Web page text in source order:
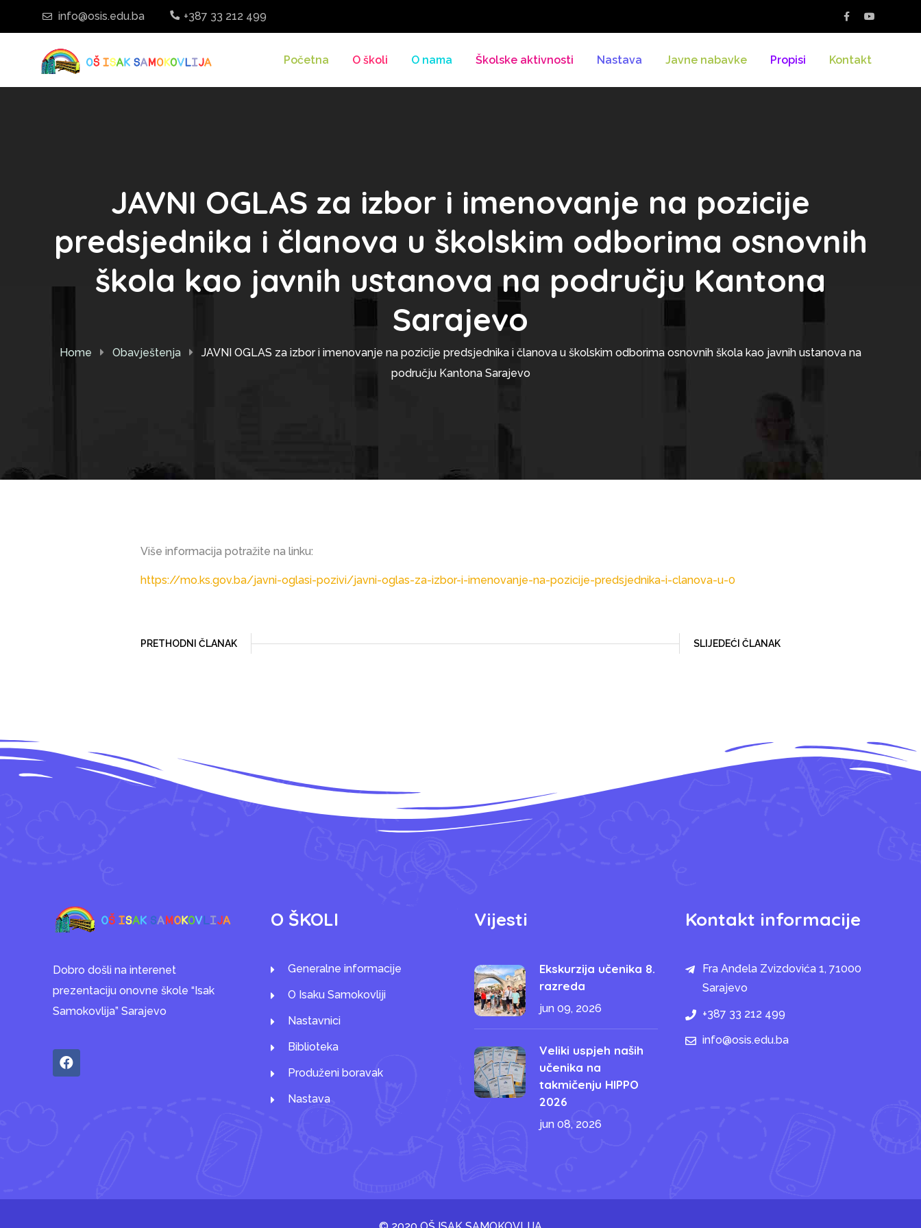
info@osis.edu.ba +387 33 212 499
Početna O školi O nama Školske aktivnosti Nastava Javne nabavke Propisi Kontakt
JAVNI OGLAS za izbor i imenovanje na pozicije
predsjednika i članova u školskim odborima osnovnih
škola kao javnih ustanova na području Kantona
Sarajevo
Home Obavještenja
JAVNI OGLAS za izbor i imenovanje na pozicije predsjednika i članova u školskim odborima osnovnih škola kao javnih ustanova na
području Kantona Sarajevo
Više informacija potražite na linku:
https://mo.ks.gov.ba/javni-oglasi-pozivi/javni-oglas-za-izbor-i-imenovanje-na-pozicije-predsjednika-i-clanova-u-0
PRETHODNI ČLANAK SLIJEDEĆI ČLANAK
Dobro došli na interenet
prezentaciju onovne škole “Isak
Samokovlija” Sarajevo
O ŠKOLI
Generalne informacije
O Isaku Samokovliji
Nastavnici
Biblioteka
Produženi boravak
Nastava
Vijesti
Ekskurzija učenika 8.
razreda
jun 09, 2026
Veliki uspjeh naših
učenika na
takmičenju HIPPO
2026
jun 08, 2026
Kontakt informacije
Fra Anđela Zvizdovića 1, 71000
Sarajevo
+387 33 212 499
info@osis.edu.ba